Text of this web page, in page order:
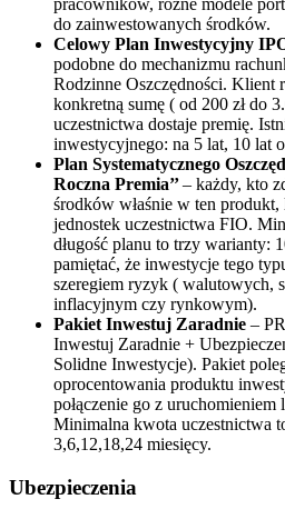
pracowników, różne modele
do zainwestowanych środków.
Celowy Plan Inwestycyjny
podobne do mechanizmu
Rodzinne Oszczędności. Klient
konkretną sumę ( od 200 zł do
uczestnictwa dostaje premię.
inwestycyjnego: na 5 lat, 10 lat
Plan Systematycznego
Roczna Premia’’– każdy, kto
środków właśnie w ten
jednostek uczestnictwa FIO.
długość planu to trzy warianty:
pamiętać, że inwestycje tego
szeregiem ryzyk ( walutowych,
inflacyjnym czy rynkowym).
Pakiet Inwestuj Zaradnie –
Inwestuj Zaradnie +
Solidne Inwestycje). Pakiet
oprocentowania produktu
połączenie go z
Minimalna kwota uczestnictwa
3,6,12,18,24 miesięcy.
Ubezpieczenia